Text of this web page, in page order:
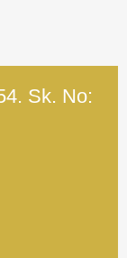
Sk. No: